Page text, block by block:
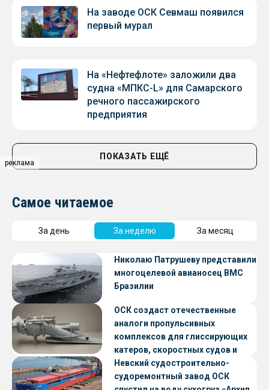
реклама
На заводе ОСК Севмаш появился
первый мурал
На «Нефтефлоте» заложили два
судна «МПКС-L» для Самарского
речного пассажирского
предприятия
ПОКАЗАТЬ ЕЩЁ
Самое читаемое
За день За неделю За месяц
Николаю Патрушеву представили
многоцелевой авианосец ВМС
Бразилии
ОСК создаст отечественные
аналоги пропульсивных
комплексов для глиссирующих
катеров, скоростных судов и
судов с малой осадкой
Невский судостроительно-
судоремонтный завод ОСК